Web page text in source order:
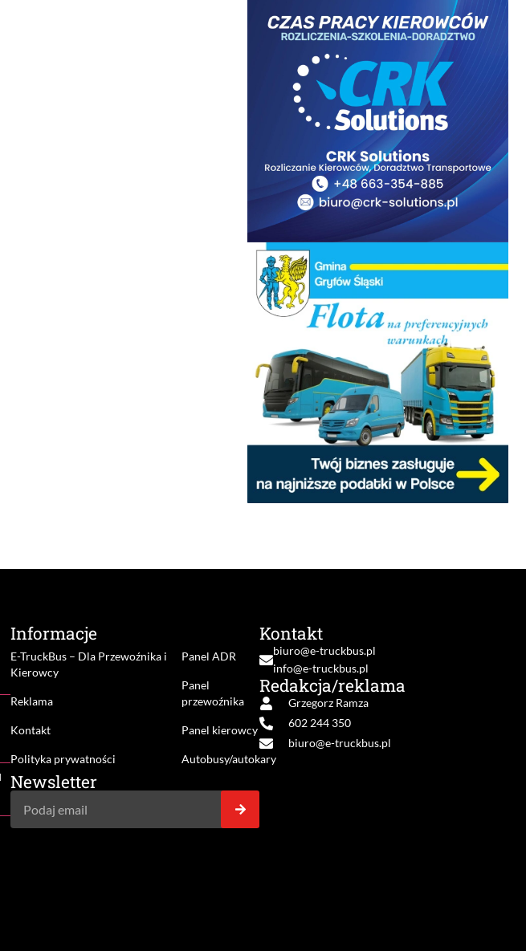
Informacje
E-TruckBus – Dla Przewoźnika i
Kierowcy
Reklama
Kontakt
Polityka prywatności
Panel ADR
Panel
przewoźnika
Panel kierowcy
Autobusy/autokary
Newsletter
Kontakt
biuro@e-truckbus.pl
info@e-truckbus.pl
Redakcja/reklama
Grzegorz Ramza
602 244 350
biuro@e-truckbus.pl